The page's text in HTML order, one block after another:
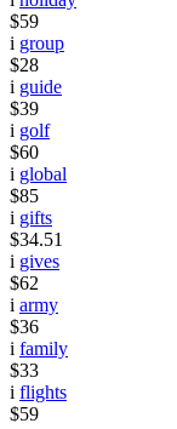
$59
i group
$28
i guide
$39
i golf
$60
i global
$85
i gifts
$34.51
i gives
$62
i army
$36
i family
$33
i flights
$59